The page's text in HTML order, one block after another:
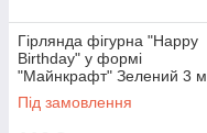
Гірлянда фігурна "Happy
Birthday" у формі
"Майнкрафт" Зелений 3 м
Під замовлення